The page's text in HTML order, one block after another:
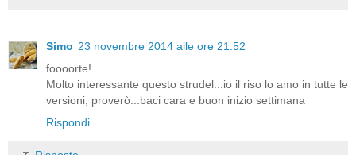
Simo 23 novembre 2014 alle ore 21:52
foooorte!
Molto interessante questo strudel...io il riso lo amo in tutte le
versioni, proverò...baci cara e buon inizio settimana
Rispondi